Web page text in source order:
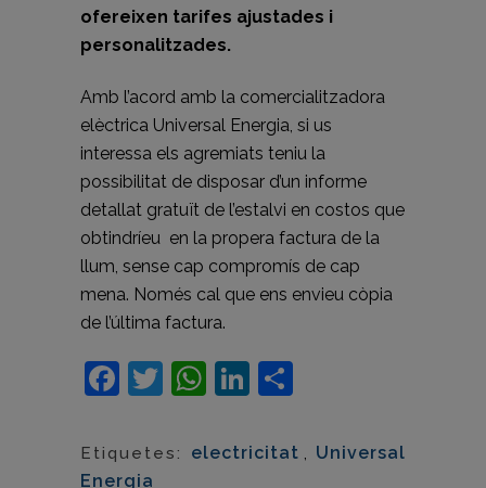
ofereixen tarifes ajustades i
personalitzades.
Amb l’acord amb la comercialitzadora
elèctrica Universal Energia, si us
interessa els agremiats teniu la
possibilitat de disposar d’un informe
detallat gratuït de l’estalvi en costos que
obtindríeu en la propera factura de la
llum, sense cap compromís de cap
mena. Només cal que ens envieu còpia
de l’última factura.
Facebook
Twitter
WhatsApp
LinkedIn
Etiquetes: electricitat , Universal
Energia